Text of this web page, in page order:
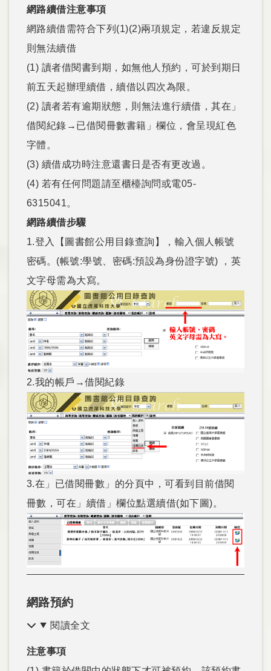
網路續借注意事項
網路續借需符合下列(1)(2)兩項規定，若違反規定
則無法續借
(1) 讀者借閱書到期，如無他人預約，可於到期日
前五天起辦理續借，續借以四次為限。
(2) 讀者若有逾期狀態，則無法進行續借，其在」
借閱紀錄→已借閱冊數書籍」欄位，會呈現紅色
字體。
(3) 續借成功時注意還書日是否有更改過。
(4) 若有任何問題請至櫃檯詢問或電05-
6315041。
網路續借步驟
1.登入【圖書館公用目錄查詢】，輸入個人帳號
密碼。(帳號:學號、密碼:預設為身份證字號) ，英
文字母需為大寫。
2.我的帳戶→借閱紀錄
3.在」已借閱冊數」的分頁中，可看到目前借閱
冊數，可在」續借」欄位點選續借(如下圖)。
網路預約
閱讀全文
注意事項